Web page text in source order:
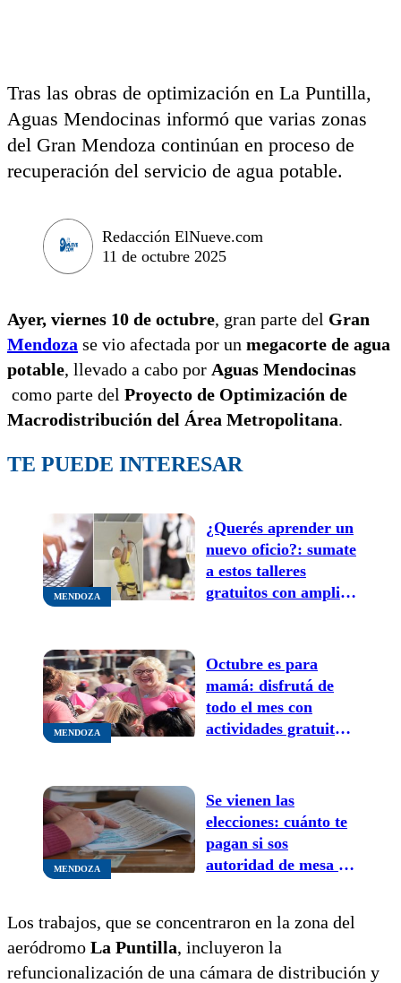
Tras las obras de optimización en La Puntilla,
Aguas Mendocinas informó que varias zonas
del Gran Mendoza continúan en proceso de
recuperación del servicio de agua potable.
Redacción ElNueve.com
11 de octubre 2025
Ayer, viernes 10 de octubre, gran parte del Gran
Mendoza se vio afectada por un megacorte de agua
potable, llevado a cabo por Aguas Mendocinas
como parte del Proyecto de Optimización de
Macrodistribución del Área Metropolitana.
TE PUEDE INTERESAR
MENDOZA
¿Querés aprender un
nuevo oficio?: sumate
a estos talleres
gratuitos con amplia
MENDOZA
Octubre es para
mamá: disfrutá de
todo el mes con
actividades gratuitas
MENDOZA
Se vienen las
elecciones: cuánto te
pagan si sos
autoridad de mesa en
Los trabajos, que se concentraron en la zona del
aeródromo La Puntilla, incluyeron la
refuncionalización de una cámara de distribución y